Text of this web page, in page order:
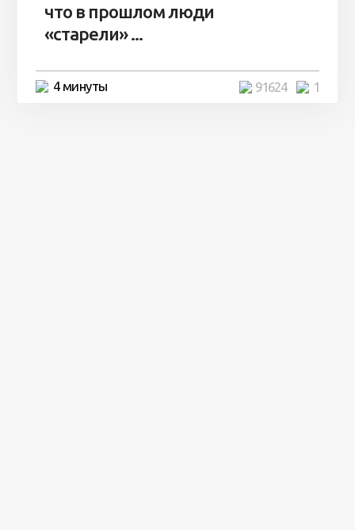
что в прошлом люди
«старели» ...
4 минуты 1
91624